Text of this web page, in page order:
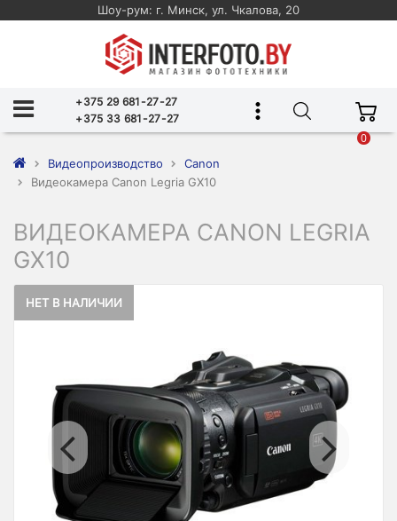
Шоу-рум: г. Минск, ул. Чкалова, 20
+375 29 681-27-27
+375 33 681-27-27
0
Видеопроизводство
Canon
Видеокамера Canon Legria GX10
ВИДЕОКАМЕРА CANON LEGRIA
GX10
НЕТ В НАЛИЧИИ
Previous